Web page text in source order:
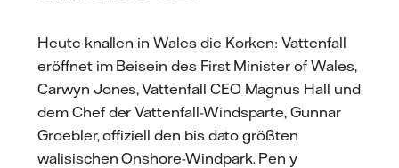
Heute knallen in Wales die Korken: Vattenfall
eröffnet im Beisein des First Minister of Wales,
Carwyn Jones, Vattenfall CEO Magnus Hall und
dem Chef der Vattenfall-Windsparte, Gunnar
Groebler, offiziell den bis dato größten
walisischen Onshore-Windpark. Pen y